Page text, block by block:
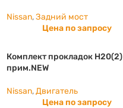
Nissan,Задний мост
Цена по запросу
Комплект прокладок H20(2)
прим.NEW
Nissan,Двигатель
Цена по запросу